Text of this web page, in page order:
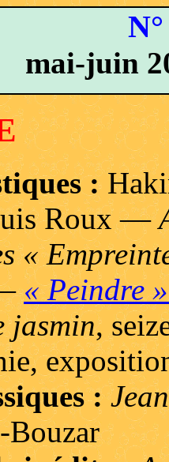
mai-juin
:
Roux —
«
« Peindre
jasmin,
: